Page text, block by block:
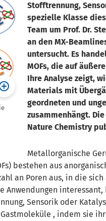
Stofftrennung,
spezielle Klasse
Team um Prof. Dr.
an den MX-
untersucht. Es
MOFs, die auf
Ihre Analyse zeigt,
Materials mit
geordneten und
zusammenhängt.
Nature Chemistry
Metallorganische
bestehen aus
an Poren aus, in die
Anwendungen
Sensorik oder
, indem sie